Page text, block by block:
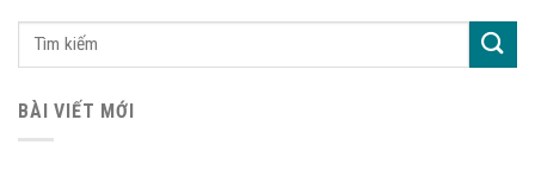
BÀI VIẾT MỚI